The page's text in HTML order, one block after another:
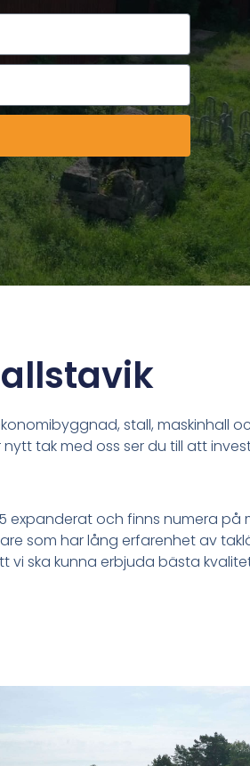
stall, maskinhall
tak med oss ser du till att
expanderat och finns numera på
som har lång erfarenhet av
vi ska kunna erbjuda bästa